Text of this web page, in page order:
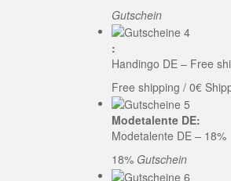
Gutschein
:
Handingo DE – Free
Free shipping / 0€
Modetalente DE:
Modetalente DE – 18%
18% Gutschein